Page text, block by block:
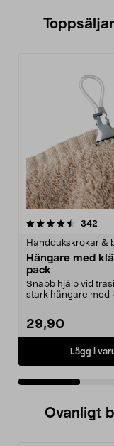
342
Hängare med
pack
Snabb hjälp vid
stark hängare med
29,90
Lägg i
4.5 av 5
Ovanligt